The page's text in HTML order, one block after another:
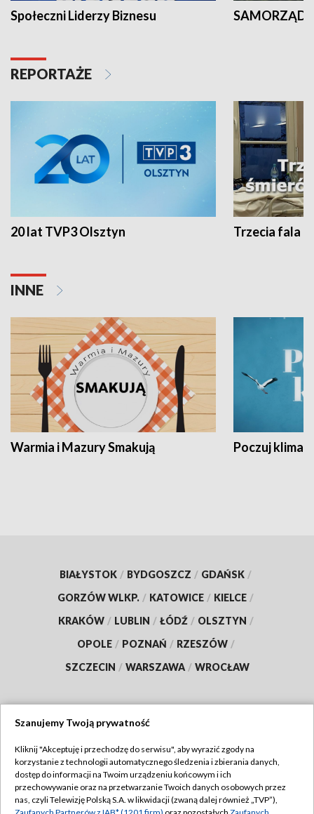
Społeczni Liderzy Biznesu SAMORZĄD
REPORTAŻE
20 lat TVP3 Olsztyn Trzecia fala -
INNE
Warmia i Mazury Smakują Poczuj klimat
BIAŁYSTOK / BYDGOSZCZ / GDAŃSK /
GORZÓW WLKP. / KATOWICE / KIELCE /
KRAKÓW / LUBLIN / ŁÓDŹ / OLSZTYN /
OPOLE / POZNAŃ / RZESZÓW /
SZCZECIN / WARSZAWA / WROCŁAW
TVP
Abonament TVP
Emisja w TVP
Regulamin TVP
Szanujemy Twoją prywatność
Kliknij "Akceptuję i przechodzę do serwisu", aby wyrazić zgody na
korzystanie z technologii automatycznego śledzenia i zbierania danych,
dostęp do informacji na Twoim urządzeniu końcowym i ich
przechowywanie oraz na przetwarzanie Twoich danych osobowych przez
nas, czyli Telewizję Polską S.A. w likwidacji (zwaną dalej również „TVP”),